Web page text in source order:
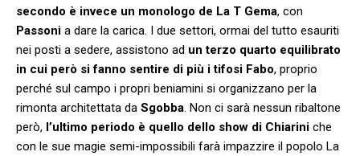
secondo è invece un monologo de La T Gema, con
Passoni a dare la carica. I due settori, ormai del tutto esauriti
nei posti a sedere, assistono ad un terzo quarto equilibrato
in cui però si fanno sentire di più i tifosi Fabo, proprio
perché sul campo i propri beniamini si organizzano per la
rimonta architettata da Sgobba. Non ci sarà nessun ribaltone
però, l’ultimo periodo è quello dello show di Chiarini che
con le sue magie semi-impossibili farà impazzire il popolo La